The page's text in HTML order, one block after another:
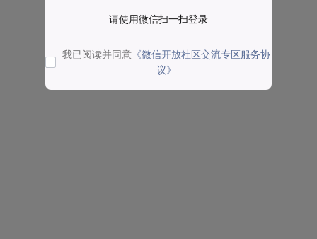
请使用微信扫一扫登录
我已阅读并同意 《微信开放社区交流专区服务协
议》